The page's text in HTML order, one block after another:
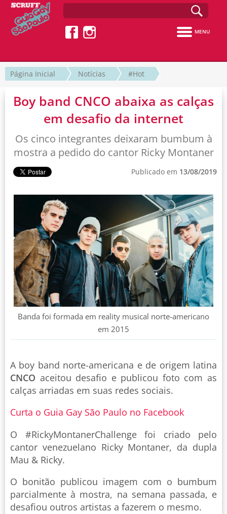
MENU
Página Inicial Notícias #Hot
Boy band CNCO abaixa as calças
em desafio da internet
Os cinco integrantes deixaram bumbum à
mostra a pedido do cantor Ricky Montaner
Publicado em 13/08/2019
Banda foi formada em reality musical norte-americano
em 2015
A boy band norte-americana e de origem latina
CNCO aceitou desafio e publicou foto com as
calças arriadas em suas redes sociais.
Curta o Guia Gay São Paulo no Facebook
O #RickyMontanerChallenge foi criado pelo
cantor venezuelano Ricky Montaner, da dupla
Mau & Ricky.
O bonitão publicou imagem com o bumbum
parcialmente à mostra, na semana passada, e
desafiou outros artistas a fazerem o mesmo.